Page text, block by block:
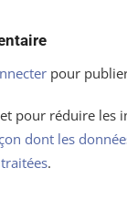
pour
pour réduire les
dont les
.